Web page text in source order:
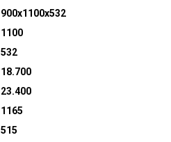
900x1100x532
1100
532
18.700
23.400
1165
515